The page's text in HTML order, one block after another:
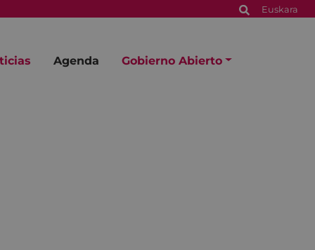
Euskara
Agenda Gobierno Abierto